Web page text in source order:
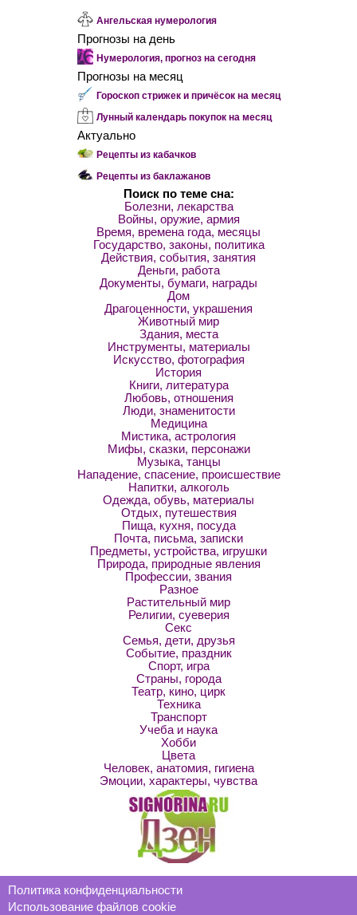
Ангельская нумерология
Прогнозы на день
Нумерология, прогноз на сегодня
Прогнозы на месяц
Гороскоп стрижек и причёсок на месяц
Лунный календарь покупок на месяц
Актуально
Рецепты из кабачков
Рецепты из баклажанов
Поиск по теме сна:
Болезни, лекарства
Войны, оружие, армия
Время, времена года, месяцы
Государство, законы, политика
Действия, события, занятия
Деньги, работа
Документы, бумаги, награды
Дом
Драгоценности, украшения
Животный мир
Здания, места
Инструменты, материалы
Искусство, фотография
История
Книги, литература
Любовь, отношения
Люди, знаменитости
Медицина
Мистика, астрология
Мифы, сказки, персонажи
Музыка, танцы
Нападение, спасение, происшествие
Напитки, алкоголь
Одежда, обувь, материалы
Отдых, путешествия
Пища, кухня, посуда
Почта, письма, записки
Предметы, устройства, игрушки
Природа, природные явления
Профессии, звания
Разное
Растительный мир
Религии, суеверия
Секс
Семья, дети, друзья
Событие, праздник
Спорт, игра
Страны, города
Театр, кино, цирк
Техника
Транспорт
Учеба и наука
Хобби
Цвета
Человек, анатомия, гигиена
Эмоции, характеры, чувства
Политика конфиденциальности
Использование файлов cookie